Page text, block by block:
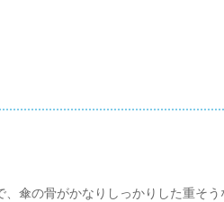
傘の骨がかなりしっかりした重そ